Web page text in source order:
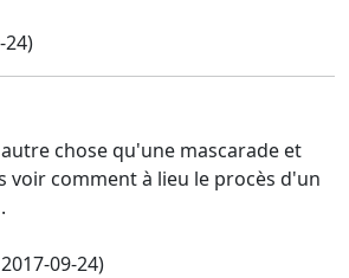
24)
autre chose qu'une mascarade et
voir comment à lieu le procès d'un
09-24)